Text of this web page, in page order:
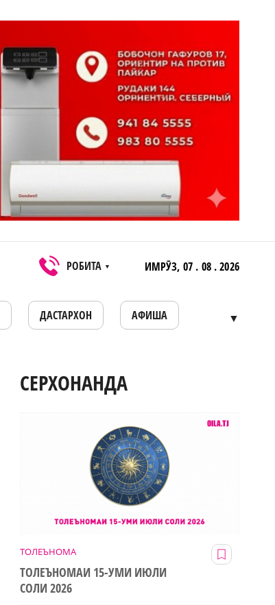
РОБИТА ▼ ИМРӮЗ, 07 . 08 . 2026
ДАСТАРХОН АФИША ▼
СЕРХОНАНДА
ТОЛЕЪНОМА
ТОЛЕЪНОМАИ 15-УМИ ИЮЛИ
СОЛИ 2026